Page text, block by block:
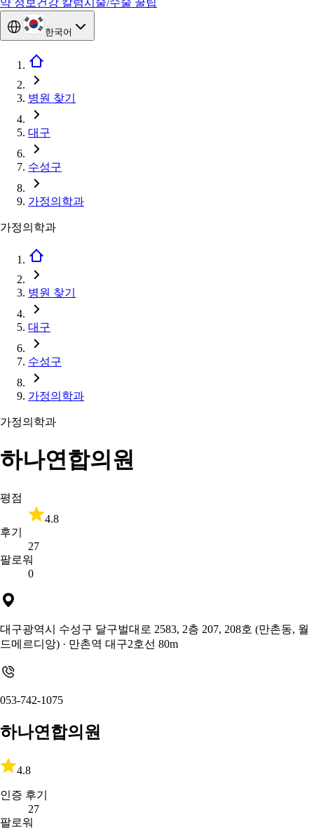
약 정보 건강 칼럼시술/수술 꿀팁
한국어
병원 찾기
대구
수성구
가정의학과
가정의학과
병원 찾기
대구
수성구
가정의학과
가정의학과
하나연합의원
평점
4.8
후기
27
팔로워
0
대구광역시 수성구 달구벌대로 2583, 2층 207, 208호 (만촌동, 월
드메르디앙) · 만촌역 대구2호선 80m
053-742-1075
하나연합의원
4.8
인증 후기
27
팔로워